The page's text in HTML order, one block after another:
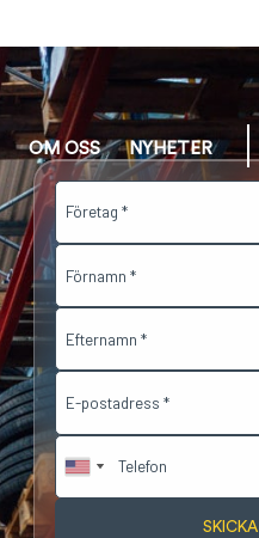
OM OSS NYHETER
SKICKA